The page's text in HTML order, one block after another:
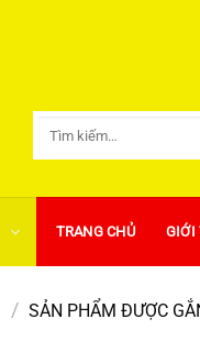
TRANG CHỦ GIỚI
/ SẢN PHẨM ĐƯỢC